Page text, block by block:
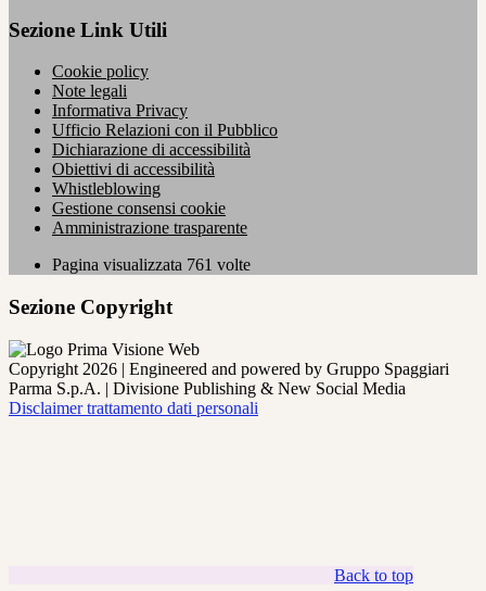
Sezione Link Utili
Cookie policy
Note legali
Informativa Privacy
Ufficio Relazioni con il Pubblico
Dichiarazione di accessibilità
Obiettivi di accessibilità
Whistleblowing
Gestione consensi cookie
Amministrazione trasparente
Pagina visualizzata 761 volte
Sezione Copyright
Copyright 2026 | Engineered and powered by Gruppo Spaggiari
Parma S.p.A. | Divisione Publishing & New Social Media
Disclaimer trattamento dati personali
Back to top